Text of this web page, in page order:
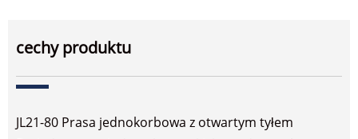
cechy produktu
JL21-80 Prasa jednokorbowa z otwartym tyłem